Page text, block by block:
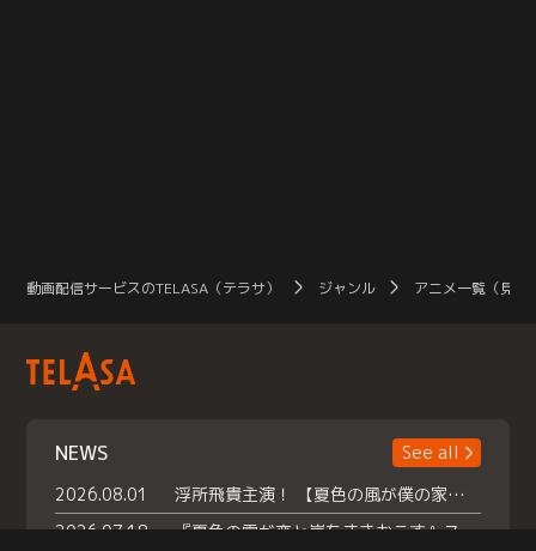
動画配信サービスのTELASA（テラサ） ジャンル アニメ一覧（見放
NEWS
See all
2026.08.01
浮所飛貴主演！ 【夏色の風が僕の家にやってきた】 本日よりテラサで独占配信スタート！
2026.07.18
『夏色の雲が恋と嵐をまきおこす』スペシャルメイキング 【Part1】2026年７月18日（土）23時30分～配信スタート！話題のシーンの裏側を大公開！豪華キャスト大集合！ 『武宮家 真夏の家族会議』開催！